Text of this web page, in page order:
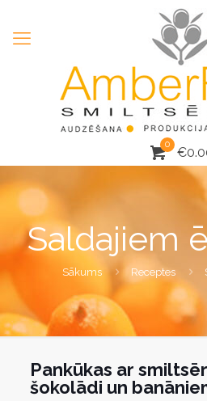
0
€
Saldajiem
Sākums Receptes
Pankūkas ar
šokolādi un